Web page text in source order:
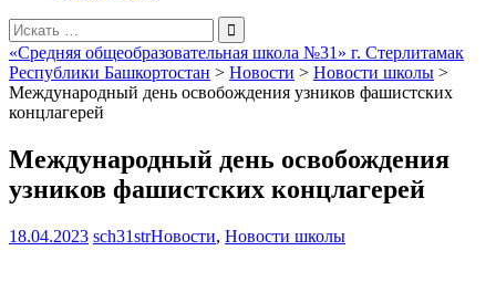
Поиск
для:
«Средняя общеобразовательная школа №31» г. Стерлитамак
Республики Башкортостан > Новости > Новости школы >
Международный день освобождения узников фашистских
концлагерей
Международный день освобождения
узников фашистских концлагерей
18.04.2023 sch31strНовости, Новости школы